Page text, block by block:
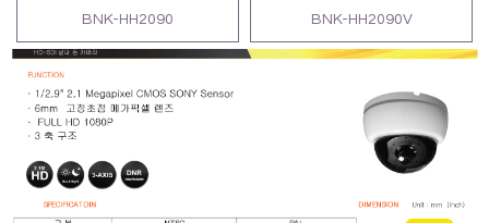
BNK-HH2090 BNK-HH2090V